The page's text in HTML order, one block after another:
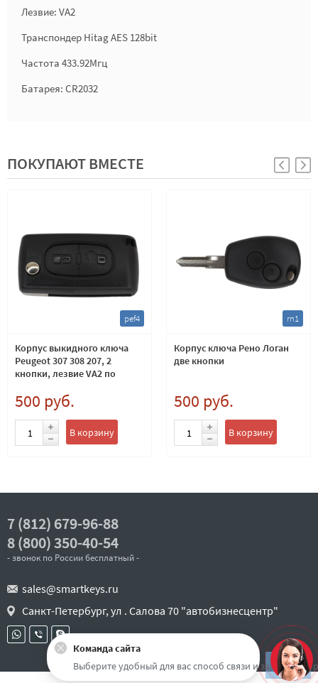
Лезвие: VA2
Транспондер Hitag AES 128bit
Частота 433.92Мгц
Батарея: CR2032
ПОКУПАЮТ ВМЕСТЕ
pef4
Корпус выкидного ключа
Peugeot 307 308 207, 2
кнопки, лезвие VA2 по
500 руб.
В корзину
rn1
Корпус ключа Рено Логан
две кнопки
500 руб.
В корзину
7 (812) 679-96-88
8 (800) 350-40-54
- звонок по России бесплатный -
sales@smartkeys.ru
Санкт-Петербург, ул . Салова 70 "автобизнесцентр"
Наверх
Команда сайта
Выберите удобный для вас способ связи и задайте